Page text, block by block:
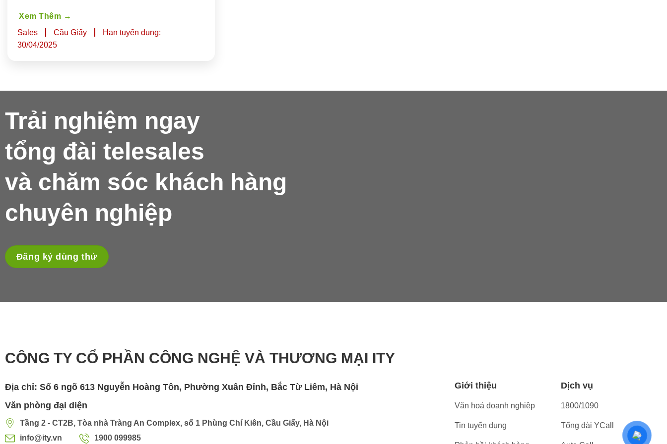
Xem Thêm →
Sales
Cầu Giấy
Hạn tuyển dụng:
30/04/2025
Trải nghiệm ngay
tổng đài telesales
và chăm sóc khách hàng
chuyên nghiệp
Đăng ký dùng thử
CÔNG TY CỔ PHẦN CÔNG NGHỆ VÀ THƯƠNG MẠI ITY
Địa chỉ: Số 6 ngõ 613 Nguyễn Hoàng Tôn, Phường Xuân Đỉnh, Bắc Từ Liêm, Hà Nội
Văn phòng đại diện
Tầng 2 - CT2B, Tòa nhà Tràng An Complex, số 1 Phùng Chí Kiên, Cầu Giấy, Hà Nội
info@ity.vn
1900 099985
Giới thiệu
Văn hoá doanh nghiệp
Tin tuyển dụng
Dịch vụ
1800/1090
Tổng đài YCall